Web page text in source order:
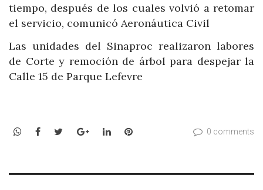
tiempo, después de los cuales volvió a retomar
el servicio, comunicó Aeronáutica Civil
Las unidades del Sinaproc realizaron labores
de Corte y remoción de árbol para despejar la
Calle 15 de Parque Lefevre
WhatsApp
Facebook
TwitterGoogle+LinkedInPinterest 0 comments